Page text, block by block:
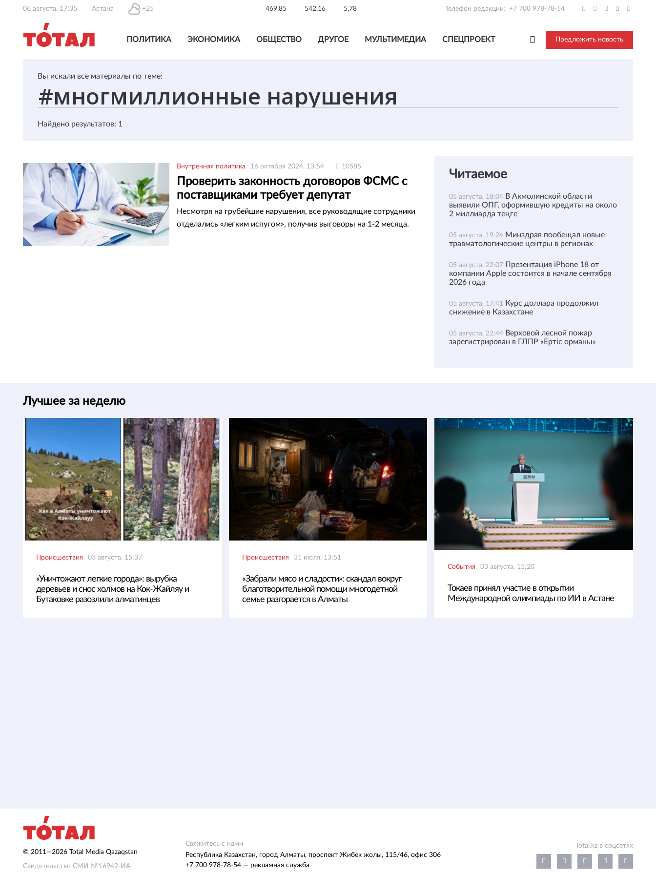
06 августа, 17:35 Астана +25 469,85 542,16 5,78 Телефон редакции: +7 700 978-78-54
ПОЛИТИКА ЭКОНОМИКА ОБЩЕСТВО ДРУГОЕ МУЛЬТИМЕДИА СПЕЦПРОЕКТ Предложить новость
Вы искали все материалы по теме:
Найдено результатов: 1
Внутренняя политика 16 октября 2024, 13:54 10585
Проверить законность договоров ФСМС с
поставщиками требует депутат
Несмотря на грубейшие нарушения, все руководящие сотрудники
отделались «легким испугом», получив выговоры на 1-2 месяца.
Читаемое
05 августа, 18:04 В Акмолинской области
выявили ОПГ, оформившую кредиты на около
2 миллиарда теңге
05 августа, 19:24 Минздрав пообещал новые
травматологические центры в регионах
05 августа, 22:07 Презентация iPhone 18 от
компании Apple состоится в начале сентября
2026 года
05 августа, 17:41 Курс доллара продолжил
снижение в Казахстане
05 августа, 22:44 Верховой лесной пожар
зарегистрирован в ГЛПР «Ертіс орманы»
Лучшее за неделю
Происшествия 03 августа, 15:37
«Уничтожают легкие города»: вырубка
деревьев и снос холмов на Кок-Жайляу и
Бутаковке разозлили алматинцев
Происшествия 31 июля, 13:51
«Забрали мясо и сладости»: скандал вокруг
благотворительной помощи многодетной
семье разгорается в Алматы
События 03 августа, 15:20
Токаев принял участие в открытии
Международной олимпиады по ИИ в Астане
© 2011—2026 Total Media Qazaqstan
Свидетельство СМИ №16942-ИА
Свяжитесь с нами
Республика Казахстан, город Алматы, проспект Жибек жолы, 115/46, офис 306
+7 700 978-78-54 — рекламная служба
Total.kz в соцсетях